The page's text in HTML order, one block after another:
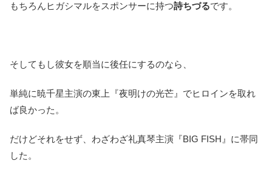
もちろんヒガシマルをスポンサーに持つ詩ちづるです。
そしてもし彼女を順当に後任にするのなら、
単純に暁千星主演の東上『夜明けの光芒』でヒロインを取れ
ば良かった。
だけどそれをせず、わざわざ礼真琴主演『BIG FISH』に帯同
した。